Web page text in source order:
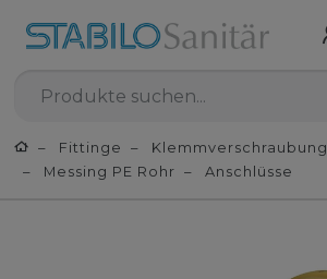
Fittinge
Klemmverschraubung
Messing PE Rohr
Anschlüsse